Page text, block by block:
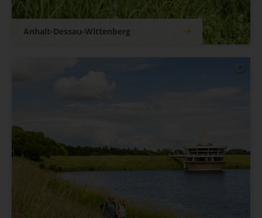
Anhalt-Dessau-Wittenberg